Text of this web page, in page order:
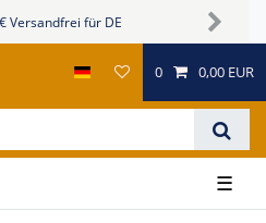
Next
0 0,00 EUR
☰